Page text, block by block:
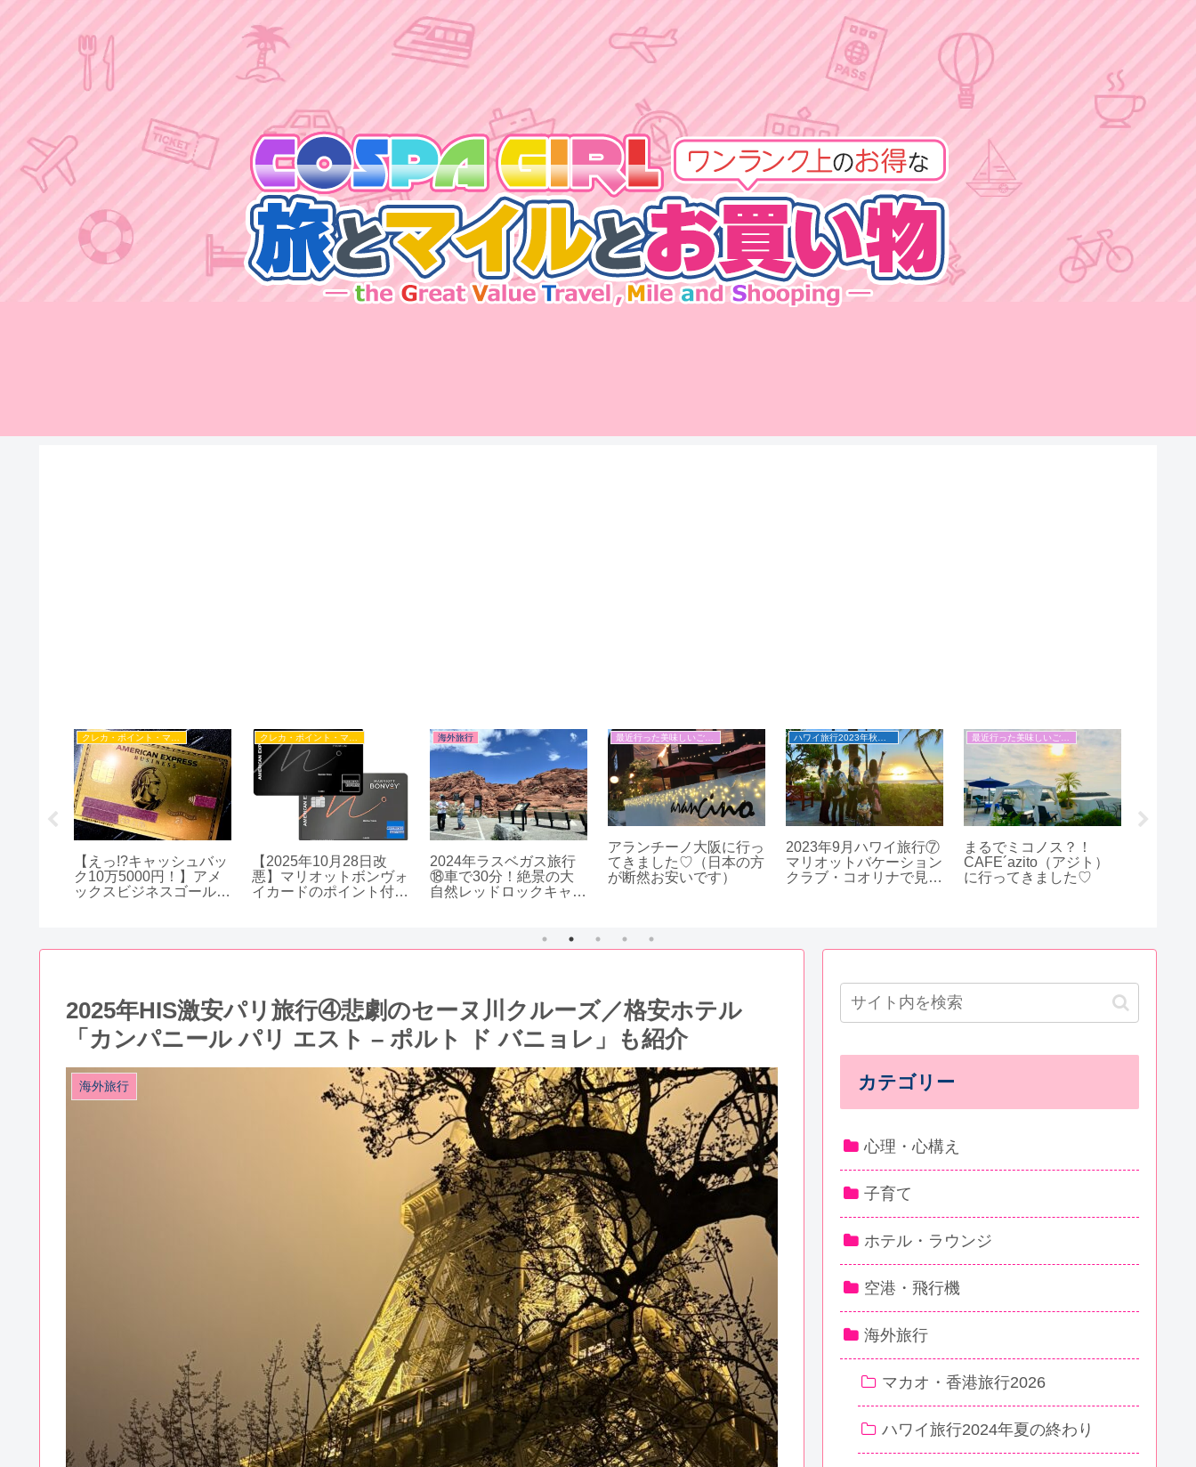
【えっ!?キャッシュバッ
ク10万5000円！】アメ
ックスビジネスゴールド
【2025年10月28日改
悪】マリオットボンヴォ
イカードのポイント付与
海外旅行
2024年ラスベガス旅行
⑱車で30分！絶景の大
自然レッドロックキャニ
最近行った美味しいご飯屋さん＆カフェ
アランチーノ大阪に行っ
てきました♡（日本の方
が断然お安いです）
2023年9月ハワイ旅行⑦
マリオットバケーション
クラブ・コオリナで見た
最近行った美味しいご飯屋さん＆カフェ
まるでミコノス？！
CAFE´azito（アジト）
に行ってきました♡
2025年HIS激安パリ旅行④悲劇のセーヌ川クルーズ／格安ホテル
「カンパニール パリ エスト – ポルト ド バニョレ」も紹介
海外旅行 カテゴリー
心理・心構え
子育て
ホテル・ラウンジ
空港・飛行機
海外旅行
マカオ・香港旅行2026
ハワイ旅行2024年夏の終わり